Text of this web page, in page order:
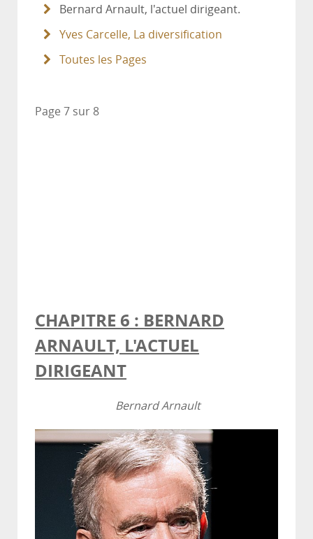
Bernard Arnault, l'actuel dirigeant.
Yves Carcelle, La diversification
Toutes les Pages
Page 7 sur 8
CHAPITRE 6 : BERNARD
ARNAULT, L'ACTUEL
DIRIGEANT
Bernard Arnault